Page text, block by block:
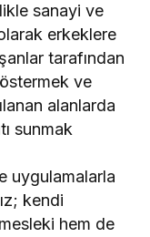
sanayi ve
erkeklere
tarafından
ve
alanlarda
sunmak
uygulamalarla
kendi
hem de